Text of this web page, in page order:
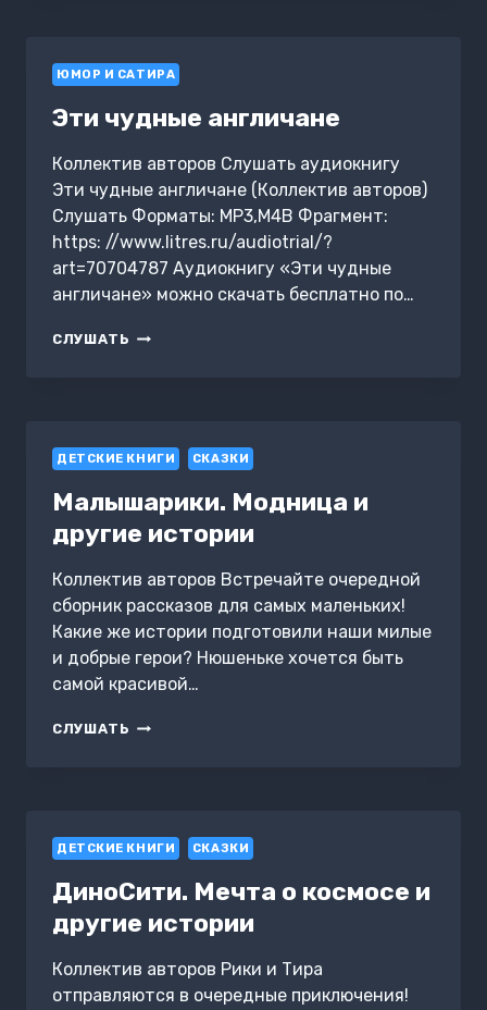
СОЗДАНИЯ
ИЗОБРАЗИТЕЛЬНЫХ
ИМ.
ПУШКИНА
ЮМОР И САТИРА
Эти чудные англичане
Коллектив авторов Слушать аудиокнигу
Эти чудные англичане (Коллектив авторов)
Слушать Форматы: MP3,M4B Фрагмент:
https: //www.litres.ru/audiotrial/?
art=70704787 Аудиокнигу «Эти чудные
англичане» можно скачать бесплатно по…
СЛУШАТЬ ЭТИ
ДЕТСКИЕ КНИГИ СКАЗКИ
Малышарики. Модница и
другие истории
Коллектив авторов Встречайте очередной
сборник рассказов для самых маленьких!
Какие же истории подготовили наши милые
и добрые герои? Нюшеньке хочется быть
самой красивой…
СЛУШАТЬ МАЛЫШАРИКИ.
ДЕТСКИЕ КНИГИ СКАЗКИ
ДиноСити. Мечта о космосе и
другие истории
Коллектив авторов Рики и Тира
отправляются в очередные приключения!